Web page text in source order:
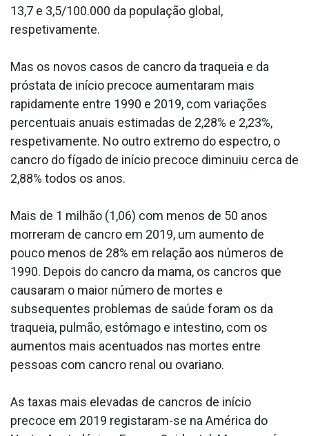
13,7 e 3,5/100.000 da população global,
respetivamente.
Mas os novos casos de cancro da traqueia e da
próstata de início precoce aumentaram mais
rapidamente entre 1990 e 2019, com variações
percentuais anuais estimadas de 2,28% e 2,23%,
respetivamente. No outro extremo do espectro, o
cancro do fígado de início precoce diminuiu cerca de
2,88% todos os anos.
Mais de 1 milhão (1,06) com menos de 50 anos
morreram de cancro em 2019, um aumento de
pouco menos de 28% em relação aos números de
1990. Depois do cancro da mama, os cancros que
causaram o maior número de mortes e
subsequentes problemas de saúde foram os da
traqueia, pulmão, estômago e intestino, com os
aumentos mais acentuados nas mortes entre
pessoas com cancro renal ou ovariano.
As taxas mais elevadas de cancros de início
precoce em 2019 registaram-se na América do